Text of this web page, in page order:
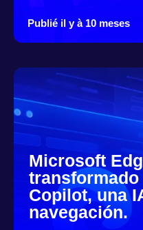
Publié il y à 10 meses
Microsoft
Copilot, una
navegación.